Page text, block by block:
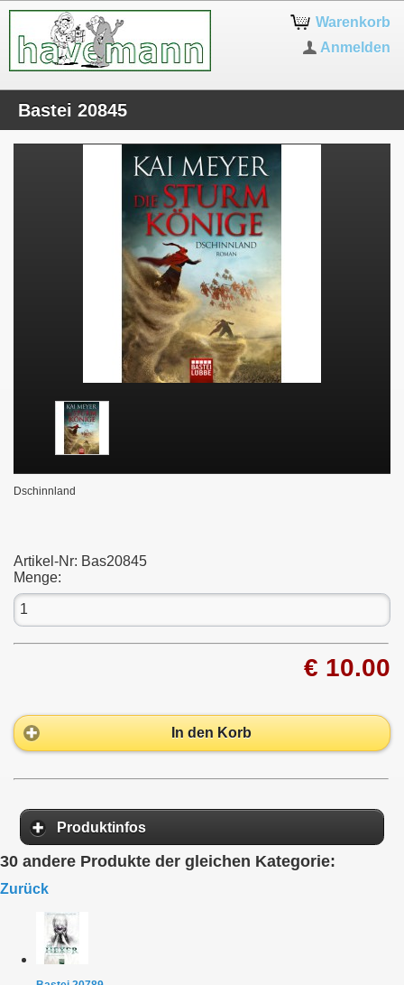
Warenkorb
Anmelden
Bastei 20845
Dschinnland
Artikel-Nr: Bas20845
Menge:
€ 10.00
In den Korb
Produktinfos
30 andere Produkte der gleichen Kategorie:
Zurück